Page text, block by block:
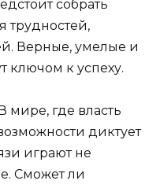
собрать
трудностей,
Верные, умелые и
ключом к успеху.
мире, где власть
диктует
играют не
Сможет ли